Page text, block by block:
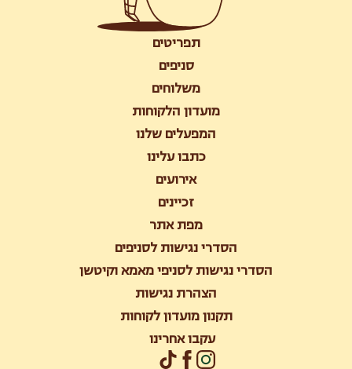
תפריטים
סניפים
משלוחים
מועדון הלקוחות
המפעלים שלנו
כתבו עלינו
אירועים
זכיינים
מפת אתר
הסדרי נגישות לסניפים
הסדרי נגישות לסניפי מאמא וקיטשן
הצהרת נגישות
תקנון מועדון לקוחות
עקבו אחרינו